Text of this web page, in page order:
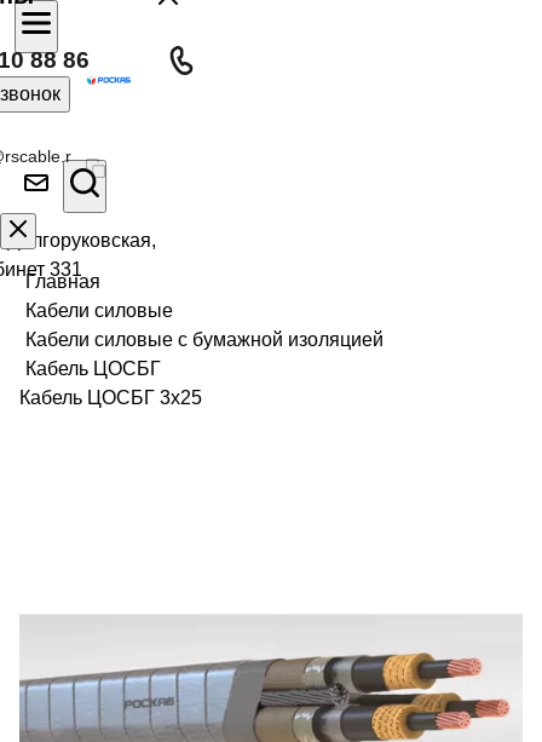
88 86
331
Главная
Кабели силовые
Кабели силовые с бумажной изоляцией
Кабель ЦОСБГ
Кабель ЦОСБГ 3х25